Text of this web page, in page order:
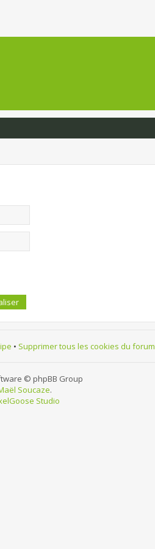
• Supprimer tous les cookies du forum
© phpBB Group
Soucaze.
Studio